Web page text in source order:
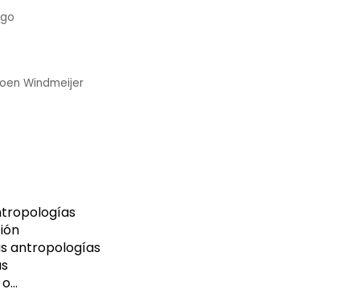
Windmeijer
antropologías